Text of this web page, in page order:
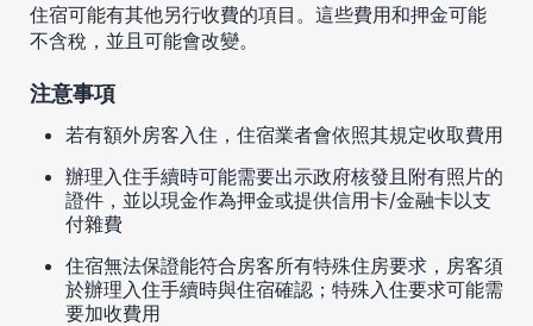
住宿可能有其他另行收費的項目。這些費用和押金可能
不含稅，並且可能會改變。
注意事項
若有額外房客入住，住宿業者會依照其規定收取費用
辦理入住手續時可能需要出示政府核發且附有照片的
證件，並以現金作為押金或提供信用卡/金融卡以支
付雜費
住宿無法保證能符合房客所有特殊住房要求，房客須
於辦理入住手續時與住宿確認；特殊入住要求可能需
要加收費用